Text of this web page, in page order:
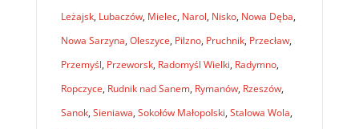
Leżajsk, Lubaczów, Mielec, Narol, Nisko, Nowa Dęba,
Nowa Sarzyna, Oleszyce, Pilzno, Pruchnik, Przecław,
Przemyśl, Przeworsk, Radomyśl Wielki, Radymno,
Ropczyce, Rudnik nad Sanem, Rymanów, Rzeszów,
Sanok, Sieniawa, Sokołów Małopolski, Stalowa Wola,